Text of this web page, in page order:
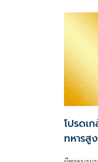
โปรดเ
ทหารสู